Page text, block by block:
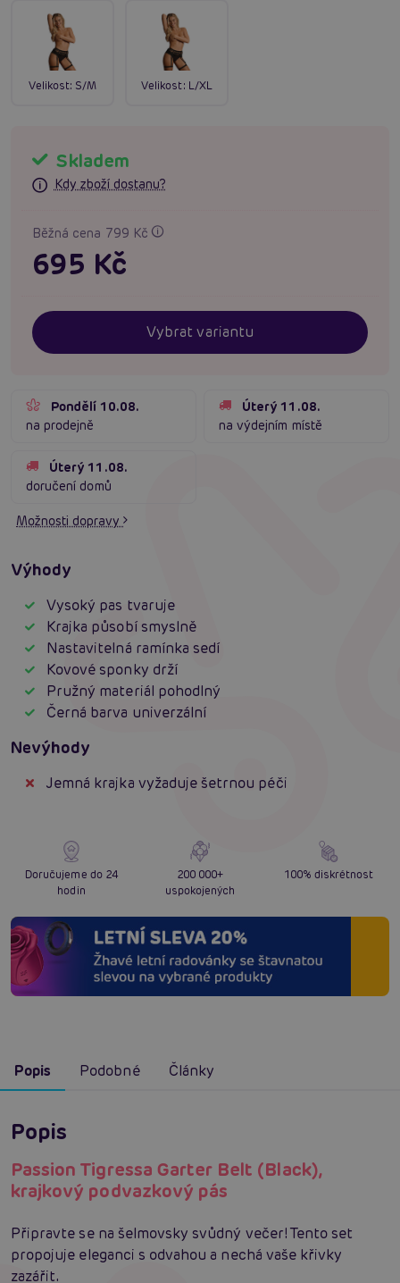
Velikost: S/M Velikost: L/XL
Skladem
Kdy zboží dostanu?
Běžná cena 799 Kč
695 Kč
Vybrat variantu
Pondělí 10.08.
na prodejně
Úterý 11.08.
na výdejním místě
Úterý 11.08.
doručení domů
Možnosti dopravy
Výhody
Vysoký pas tvaruje
Krajka působí smyslně
Nastavitelná ramínka sedí
Kovové sponky drží
Pružný materiál pohodlný
Černá barva univerzální
Nevýhody
Jemná krajka vyžaduje šetrnou péči
Doručujeme do 24
hodin
200 000+
uspokojených
100% diskrétnost
Popis Podobné Články
Popis
Passion Tigressa Garter Belt (Black),
krajkový podvazkový pás
Připravte se na šelmovsky svůdný večer! Tento set
propojuje eleganci s odvahou a nechá vaše křivky
zazářit.